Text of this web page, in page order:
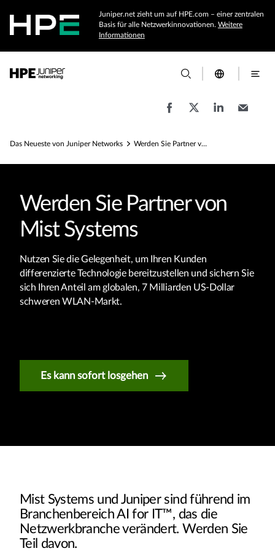
Juniper.net zieht um auf HPE.com – einer zentralen
Basis für alle Netzwerkinnovationen. Weitere
Informationen
Das Neueste von Juniper Networks Werden Sie Partner von Mist Systems
Werden Sie Partner von
Mist Systems
Nutzen Sie die Gelegenheit, um Ihren Kunden
differenzierte Technologie bereitzustellen und sichern Sie
sich Ihren Anteil am globalen, 7 Milliarden US-Dollar
schweren WLAN-Markt.
Es kann sofort losgehen
Mist Systems und Juniper sind führend im
Branchenbereich AI for IT™, das die
Netzwerkbranche verändert. Werden Sie
Teil davon.